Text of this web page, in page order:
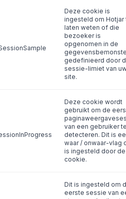
Deze cookie is
ingesteld om Hotjar
laten weten of die
bezoeker is
opgenomen in de
gedefinieerd door
sessie-limiet van
site.
Deze cookie wordt
gebruikt om de
van een gebruiker
detecteren. Dit is
waar / onwaar-vlag
is ingesteld door de
cookie.
Dit is ingesteld om
eerste sessie van